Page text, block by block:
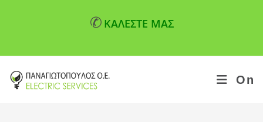
✆ ΚΑΛΕΣΤΕ ΜΑΣ
On